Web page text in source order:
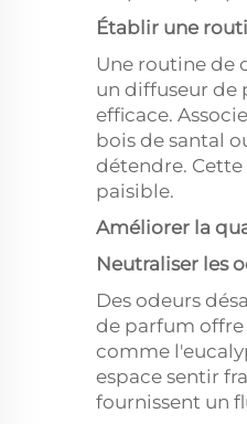
Établir une
Une routine de
un diffuseur de
efficace.
bois de santal
détendre.
paisible.
Améliorer la
Neutraliser les
Des odeurs
de parfum offre
comme
espace sentir
fournissent un